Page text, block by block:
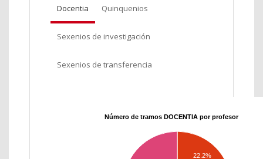
Docentia Quinquenios
Sexenios de investigación
Sexenios de transferencia
Número de tramos DOCENTIA por profesor
22.2%